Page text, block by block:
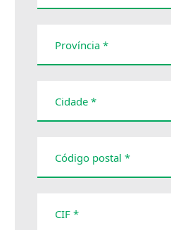
Província *
Cidade *
Código postal *
CIF *